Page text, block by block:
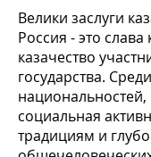
Велики заслуги
Россия - это
казачество
государства.
социальная
традициям и